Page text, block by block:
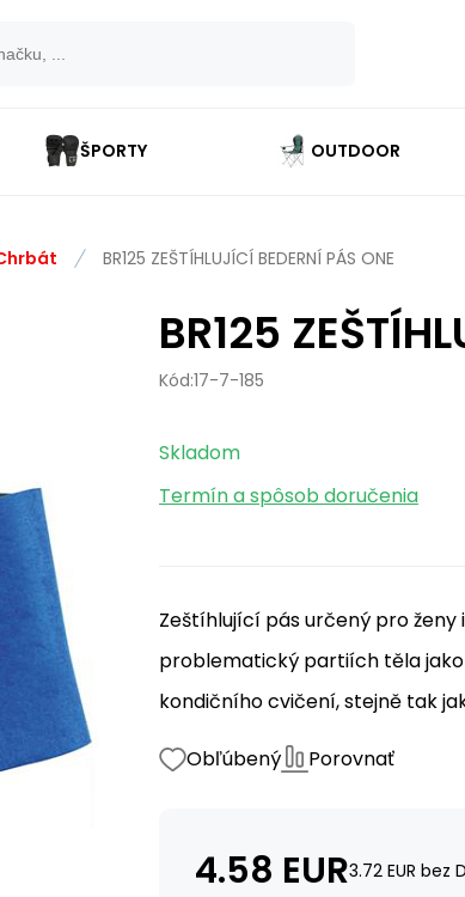
ŠPORTY OUTDOOR
BR125 ZEŠTÍHLUJÍCÍ BEDERNÍ PÁS ONE
BR125
Kód:17-7-185
Skladom
Termín a spôsob doručenia
Zeštíhlující pás určený pro
problematický partiích těla jako
kondičního cvičení, stejně tak
Obľúbený Porovnať
4.58 EUR3.72 EUR bez